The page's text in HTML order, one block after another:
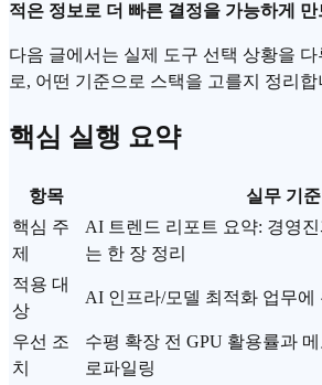
적은 정보로 더 빠른 결정을 가능하게 만
다음 글에서는 실제 도구 선택 상황을
로, 어떤 기준으로 스택을 고를지 정리합
핵심 실행 요약
항목
실무 기준
핵심 주
제
AI 트렌드 리포트 요약: 경영
는 한 장 정리
적용 대
상
AI 인프라/모델 최적화 업무에
우선 조
치
수평 확장 전 GPU 활용률과
로파일링